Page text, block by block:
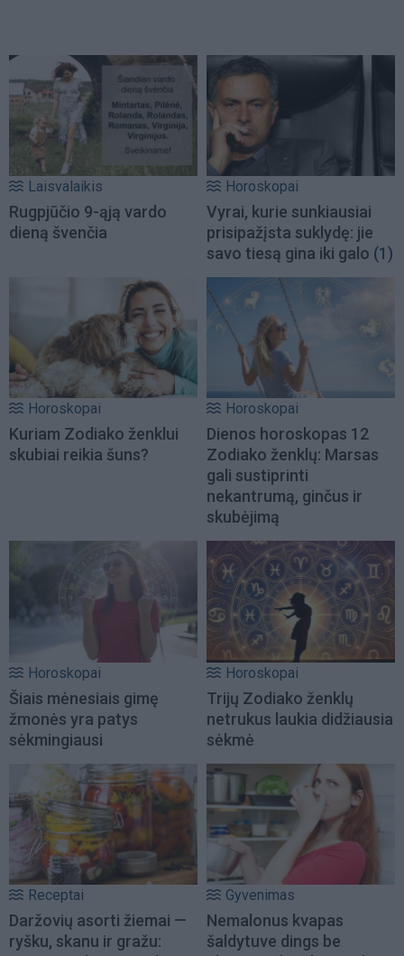
Laisvalaikis
Rugpjūčio 9-ąją vardo
dieną švenčia
Horoskopai
Vyrai, kurie sunkiausiai
prisipažįsta suklydę: jie
savo tiesą gina iki galo (1)
Horoskopai
Kuriam Zodiako ženklui
skubiai reikia šuns?
Horoskopai
Dienos horoskopas 12
Zodiako ženklų: Marsas
gali sustiprinti
nekantrumą, ginčus ir
skubėjimą
Horoskopai
Šiais mėnesiais gimę
žmonės yra patys
sėkmingiausi
Horoskopai
Trijų Zodiako ženklų
netrukus laukia didžiausia
sėkmė
Receptai
Daržovių asorti žiemai —
ryšku, skanu ir gražu:
Gyvenimas
Nemalonus kvapas
šaldytuve dings be